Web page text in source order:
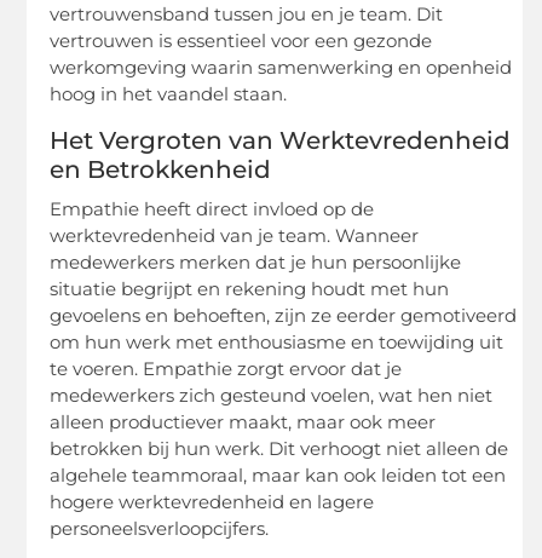
vertrouwensband tussen jou en je team. Dit
vertrouwen is essentieel voor een gezonde
werkomgeving waarin samenwerking en openheid
hoog in het vaandel staan.
Het Vergroten van Werktevredenheid
en Betrokkenheid
Empathie heeft direct invloed op de
werktevredenheid van je team. Wanneer
medewerkers merken dat je hun persoonlijke
situatie begrijpt en rekening houdt met hun
gevoelens en behoeften, zijn ze eerder gemotiveerd
om hun werk met enthousiasme en toewijding uit
te voeren. Empathie zorgt ervoor dat je
medewerkers zich gesteund voelen, wat hen niet
alleen productiever maakt, maar ook meer
betrokken bij hun werk. Dit verhoogt niet alleen de
algehele teammoraal, maar kan ook leiden tot een
hogere werktevredenheid en lagere
personeelsverloopcijfers.